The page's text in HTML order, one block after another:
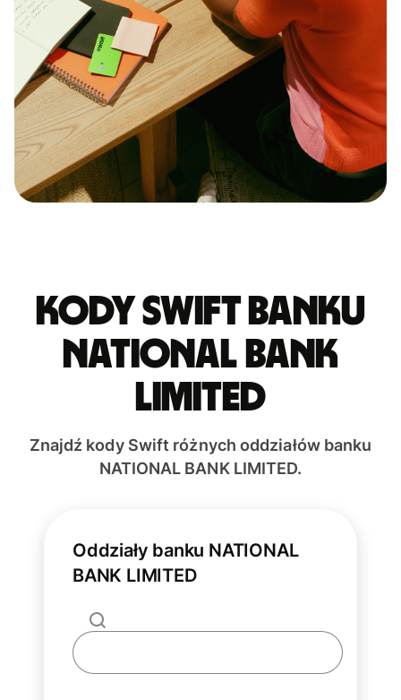
Kody Swift banku
NATIONAL BANK
LIMITED
Znajdź kody Swift różnych oddziałów banku
NATIONAL BANK LIMITED.
Oddziały banku NATIONAL
BANK LIMITED